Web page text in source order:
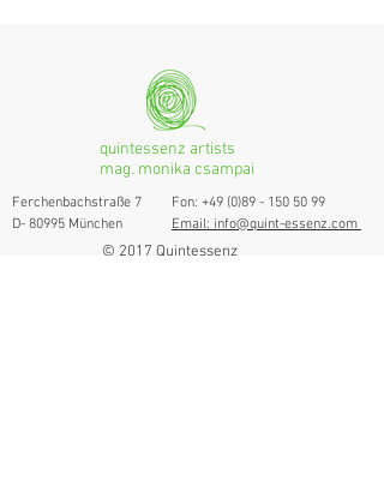
quintessenz artists
mag. monika csampai
Ferchenbachstraße 7
D- 80995 München
Fon: +49 (0)89 - 150 50 99
Email: info@quint-essenz.com
© 2017 Quintessenz